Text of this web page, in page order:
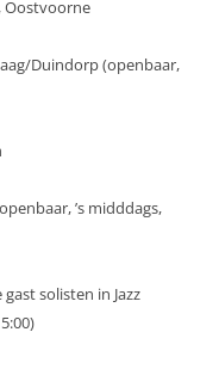
Oostvoorne
Duindorp (openbaar,
’s midddags,
solisten in Jazz